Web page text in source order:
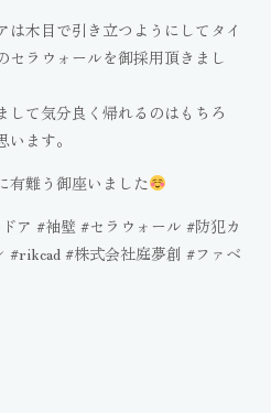
木目で引き立つようにしてタイ
セラウォールを御採用頂きまし
して気分良く帰れるのはもちろ
ます。
有難う御座いました
ア #袖壁 #セラウォール #防犯カ
#rikcad #株式会社庭夢創 #ファベ